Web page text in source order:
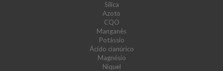
Sílica
Azoto
CQO
Manganês
Potássio
Ácido cianúrico
Magnésio
Níquel